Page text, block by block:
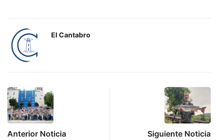
El Cantabro
Anterior Noticia Siguiente Noticia